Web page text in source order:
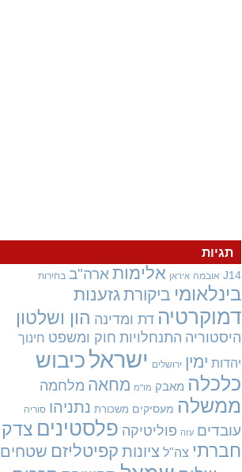
תגיות
J14 אובמה איראן אלימות ארה"ב בחירות
בינלאומי ביקורתגזענות
דמוקרטיה דת ומדינה הון ושלטון
היסטוריה התנחלויות חוק ומשפט חינוך
יהדות ימין ירושלים ישראל כיבוש
כלכלה מאבק מו"מ מחאה מלחמה
ממשלה מעסיקים משכורת נתניהו סוריה
עובדים עזה פוליטיקה פלסטינים צדק
חברתי צה"ל ציונות קפיטליזם שטחים